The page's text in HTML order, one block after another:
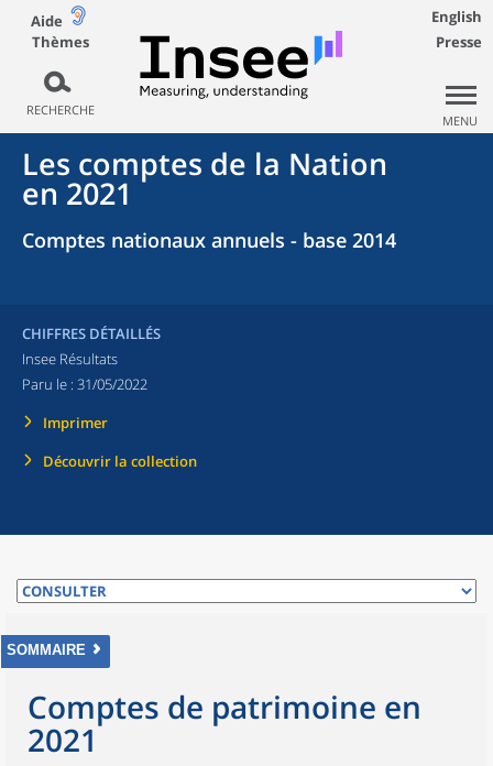
Aide
Thèmes
RECHERCHE
English
Presse
MENU
Les comptes de la Nation
en 2021
Comptes nationaux annuels - base 2014
CHIFFRES DÉTAILLÉS
Insee Résultats
Paru le : 31/05/2022
Imprimer
Découvrir la collection
SOMMAIRE
Comptes de patrimoine en
2021